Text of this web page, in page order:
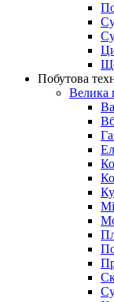
Побутова
Велика